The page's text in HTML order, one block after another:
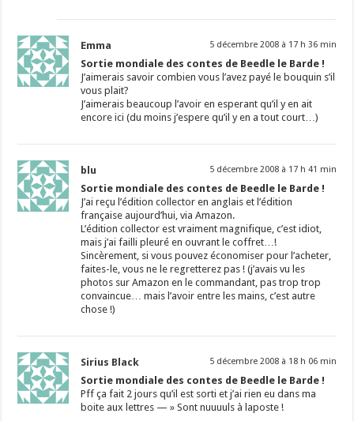
Emma 5 décembre 2008 à 17 h 36 min
Sortie mondiale des contes de Beedle le Barde !
J’aimerais savoir combien vous l’avez payé le bouquin s’il
vous plait?
J’aimerais beaucoup l’avoir en esperant qu’il y en ait
encore ici (du moins j’espere qu’il y en a tout court…)
blu 5 décembre 2008 à 17 h 41 min
Sortie mondiale des contes de Beedle le Barde !
J’ai reçu l’édition collector en anglais et l’édition
française aujourd’hui, via Amazon.
L’édition collector est vraiment magnifique, c’est idiot,
mais j’ai failli pleuré en ouvrant le coffret…!
Sincèrement, si vous pouvez économiser pour l’acheter,
faites-le, vous ne le regretterez pas ! (j’avais vu les
photos sur Amazon en le commandant, pas trop trop
convaincue… mais l’avoir entre les mains, c’est autre
chose !)
Sirius Black 5 décembre 2008 à 18 h 06 min
Sortie mondiale des contes de Beedle le Barde !
Pff ça fait 2 jours qu’il est sorti et j’ai rien eu dans ma
boite aux lettres — » Sont nuuuuls à laposte !